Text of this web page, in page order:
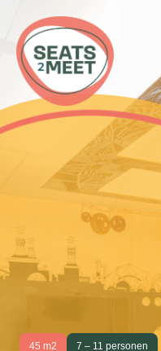
45 m2 7 – 11 personen